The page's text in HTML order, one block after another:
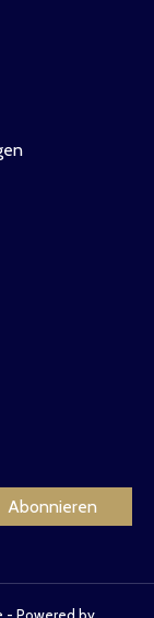
Abonnieren
- Powered by